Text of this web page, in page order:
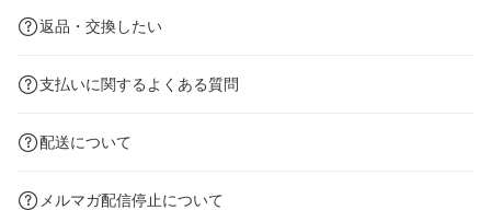
返品・交換したい
支払いに関するよくある質問
配送について
メルマガ配信停止について